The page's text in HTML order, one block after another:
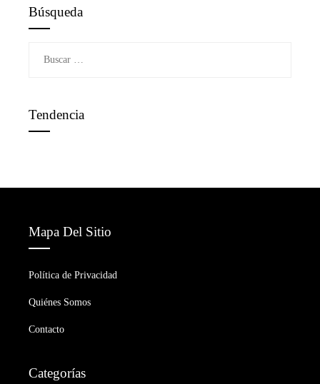
Búsqueda
Tendencia
Mapa Del Sitio
Política de Privacidad
Quiénes Somos
Contacto
Categorías